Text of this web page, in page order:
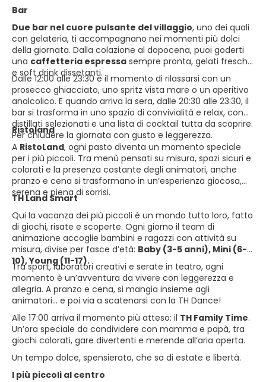
Bar
Due bar nel cuore pulsante del villaggio, uno dei quali
con gelateria, ti accompagnano nei momenti più dolci
della giornata. Dalla colazione al dopocena, puoi goderti
una caffetteria espressa sempre pronta, gelati freschi
e soft drink dissetanti.
Dalle 12:00 alle 23:30 è il momento di rilassarsi con un
prosecco ghiacciato, uno spritz vista mare o un aperitivo
analcolico. E quando arriva la sera, dalle 20:30 alle 23:30, il
bar si trasforma in uno spazio di convivialità e relax, con
distillati selezionati e una lista di cocktail tutta da scoprire.
Per chiudere la giornata con gusto e leggerezza.
Ristoland
A RistoLand, ogni pasto diventa un momento speciale
per i più piccoli. Tra menù pensati su misura, spazi sicuri e
colorati e la presenza costante degli animatori, anche
pranzo e cena si trasformano in un’esperienza giocosa,
serena e piena di sorrisi.
TH Land Smart
Qui la vacanza dei più piccoli è un mondo tutto loro, fatto
di giochi, risate e scoperte. Ogni giorno il team di
animazione accoglie bambini e ragazzi con attività su
misura, divise per fasce d’età: Baby (3-5 anni), Mini (6-
10), Young (11-17).
Tra sport, laboratori creativi e serate in teatro, ogni
momento è un’avventura da vivere con leggerezza e
allegria. A pranzo e cena, si mangia insieme agli
animatori… e poi via a scatenarsi con la TH Dance!
Alle 17:00 arriva il momento più atteso: il TH Family Time.
Un’ora speciale da condividere con mamma e papà, tra
giochi colorati, gare divertenti e merende all’aria aperta.
Un tempo dolce, spensierato, che sa di estate e libertà.
I più piccoli al centro